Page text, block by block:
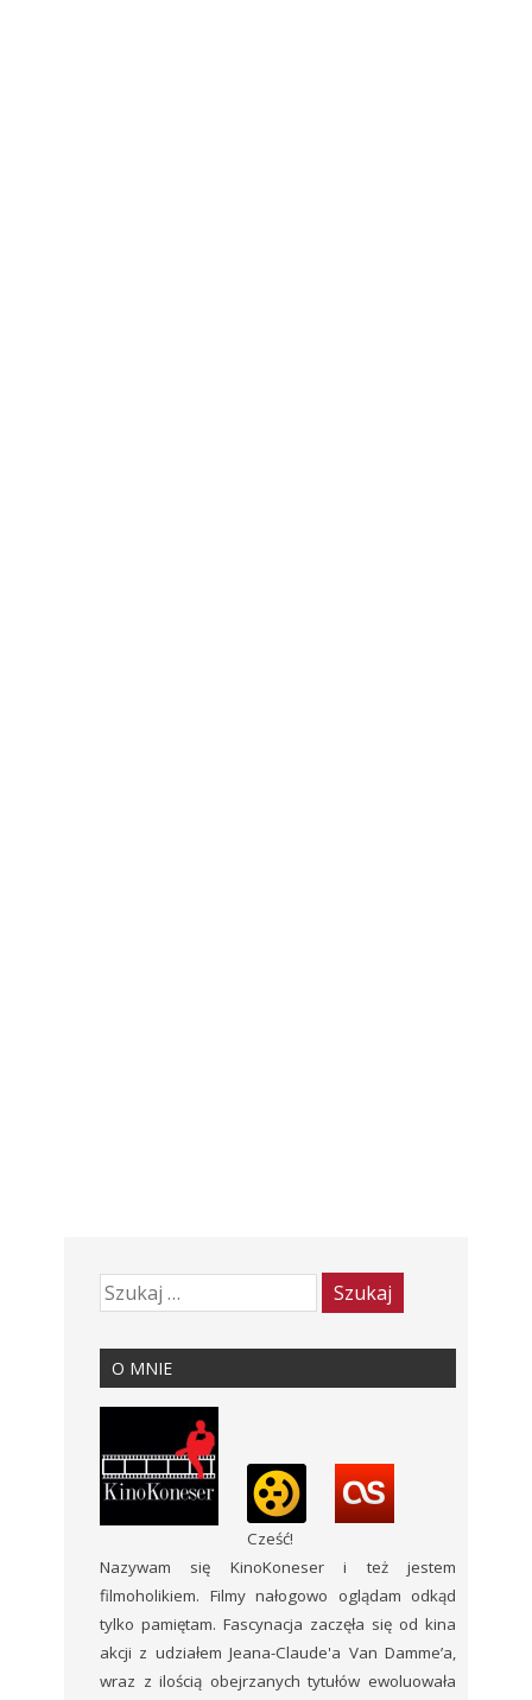
O MNIE
Cześć!
Nazywam się KinoKoneser i też jestem
filmoholikiem. Filmy nałogowo oglądam odkąd
tylko pamiętam. Fascynacja zaczęła się od kina
akcji z udziałem Jeana-Claude'a Van Damme’a,
wraz z ilością obejrzanych tytułów ewoluowała